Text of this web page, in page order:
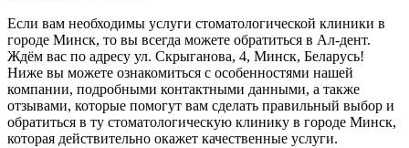
Если вам необходимы услуги стоматологической клиники в
городе Минск, то вы всегда можете обратиться в Ал-дент.
Ждём вас по адресу ул. Скрыганова, 4, Минск, Беларусь!
Ниже вы можете ознакомиться с особенностями нашей
компании, подробными контактными данными, а также
отзывами, которые помогут вам сделать правильный выбор и
обратиться в ту стоматологическую клинику в городе Минск,
которая действительно окажет качественные услуги.